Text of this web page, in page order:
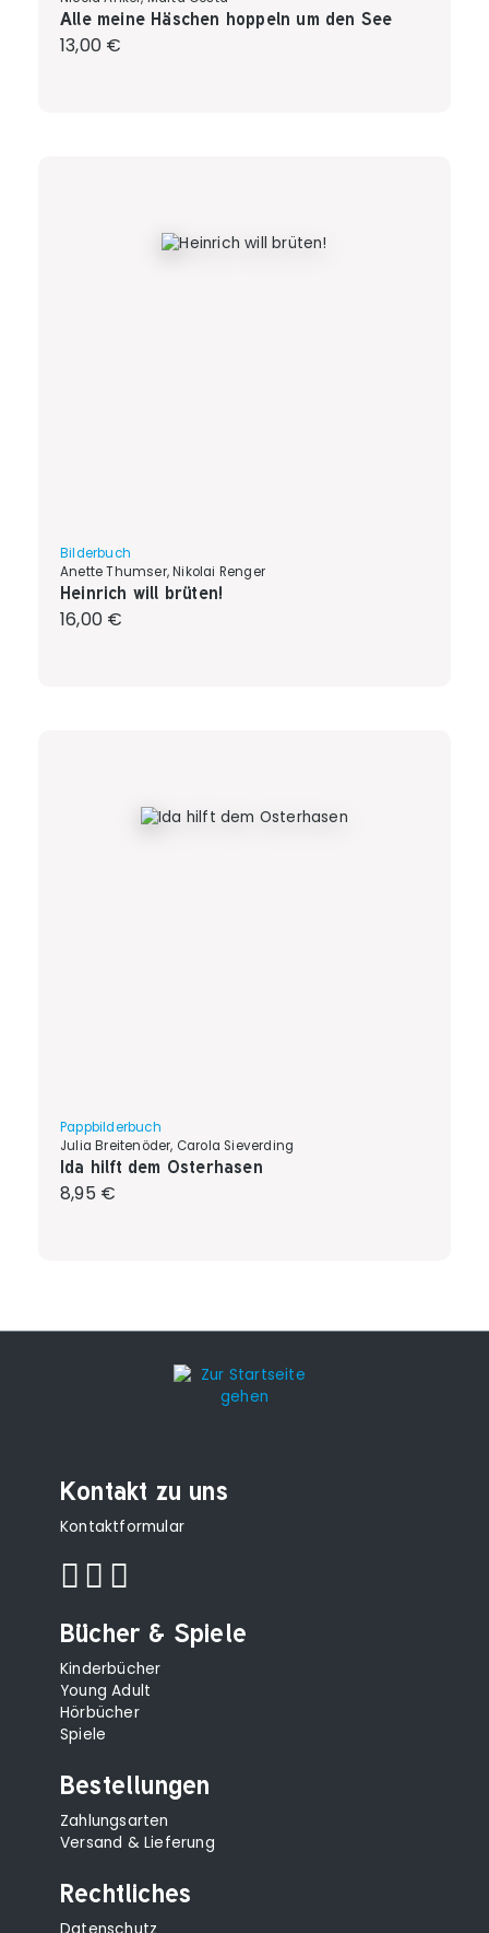
Alle meine Häschen hoppeln um den See
Regulärer Preis:
13,00 €
Bilderbuch
Anette Thumser, Nikolai Renger
Heinrich will brüten!
Regulärer Preis:
16,00 €
Pappbilderbuch
Julia Breitenöder, Carola Sieverding
Ida hilft dem Osterhasen
Regulärer Preis:
8,95 €
Kontakt zu uns
Kontaktformular
Bücher & Spiele
Kinderbücher
Young Adult
Hörbücher
Spiele
Bestellungen
Zahlungsarten
Versand & Lieferung
Rechtliches